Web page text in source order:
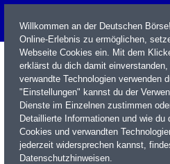
Name / WKN / ISIN / Kürzel
Willkommen an der Deutschen
Online-Erlebnis zu ermöglichen,
Webseite Cookies ein. Mit dem
erklärst du dich damit
verwandte Technologien verwenden
"Einstellungen" kannst du der
Dienste im Einzelnen zustimmen
Detaillierte Informationen und wie du
Cookies und verwandten
jederzeit widersprechen kannst,
Datenschutzhinweisen.